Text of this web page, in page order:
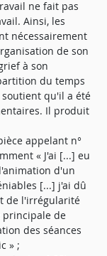
ne fait pas
Ainsi, les
nécessairement
de son
à son
du temps
qu'il a été
Il produit
appelant n°
« J'ai [...] eu
d'un
[...] j'ai dû
de l'irrégularité
principale de
des séances
» ;